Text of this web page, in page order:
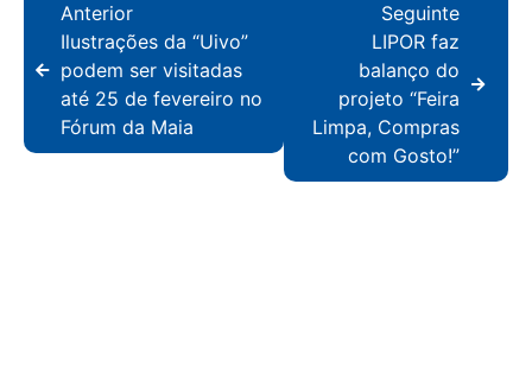
Anterior
Ilustrações da “Uivo”
podem ser visitadas
até 25 de fevereiro no
Fórum da Maia
Seguinte
LIPOR faz
balanço do
projeto “Feira
Limpa, Compras
com Gosto!”